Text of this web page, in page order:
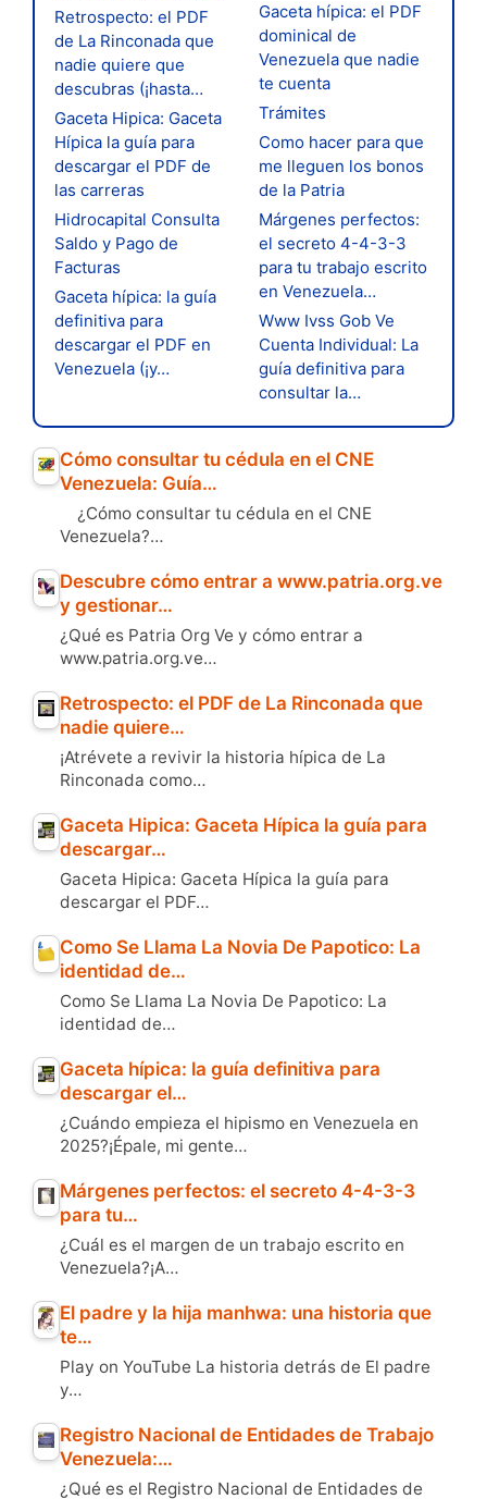
Retrospecto: el PDF
de La Rinconada que
nadie quiere que
descubras (¡hasta…
Gaceta Hipica: Gaceta
Hípica la guía para
descargar el PDF de
las carreras
Hidrocapital Consulta
Saldo y Pago de
Facturas
Gaceta hípica: la guía
definitiva para
descargar el PDF en
Venezuela (¡y…
Gaceta hípica: el PDF
dominical de
Venezuela que nadie
te cuenta
Trámites
Como hacer para que
me lleguen los bonos
de la Patria
Márgenes perfectos:
el secreto 4-4-3-3
para tu trabajo escrito
en Venezuela…
Www Ivss Gob Ve
Cuenta Individual: La
guía definitiva para
consultar la…
Cómo consultar tu cédula en el CNE
Venezuela: Guía…
¿Cómo consultar tu cédula en el CNE
Venezuela?…
Descubre cómo entrar a www.patria.org.ve
y gestionar…
¿Qué es Patria Org Ve y cómo entrar a
www.patria.org.ve…
Retrospecto: el PDF de La Rinconada que
nadie quiere…
¡Atrévete a revivir la historia hípica de La
Rinconada como…
Gaceta Hipica: Gaceta Hípica la guía para
descargar…
Gaceta Hipica: Gaceta Hípica la guía para
descargar el PDF…
Como Se Llama La Novia De Papotico: La
identidad de…
Como Se Llama La Novia De Papotico: La
identidad de…
Gaceta hípica: la guía definitiva para
descargar el…
¿Cuándo empieza el hipismo en Venezuela en
2025?¡Épale, mi gente…
Márgenes perfectos: el secreto 4-4-3-3
para tu…
¿Cuál es el margen de un trabajo escrito en
Venezuela?¡A…
El padre y la hija manhwa: una historia que
te…
Play on YouTube La historia detrás de El padre
y…
Registro Nacional de Entidades de Trabajo
Venezuela:…
¿Qué es el Registro Nacional de Entidades de